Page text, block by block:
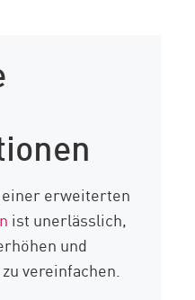
erweiterten
ist unerlässlich,
und
vereinfachen.